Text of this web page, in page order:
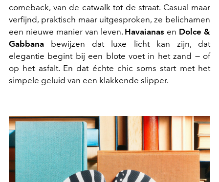
comeback, van de catwalk tot de straat. Casual maar
verfijnd, praktisch maar uitgesproken, ze belichamen
een nieuwe manier van leven. Havaianas en Dolce &
Gabbana bewijzen dat luxe licht kan zijn, dat
elegantie begint bij een blote voet in het zand — of
op het asfalt. En dat échte chic soms start met het
simpele geluid van een klakkende slipper.